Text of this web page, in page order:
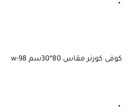
كوفى كورنر مقاس 80*30سم w-98